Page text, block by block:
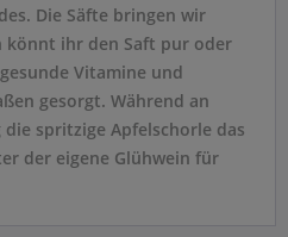
Die Säfte bringen wir
könnt ihr den Saft pur oder
Vitamine und
gesorgt. Während an
spritzige Apfelschorle das
der eigene Glühwein für